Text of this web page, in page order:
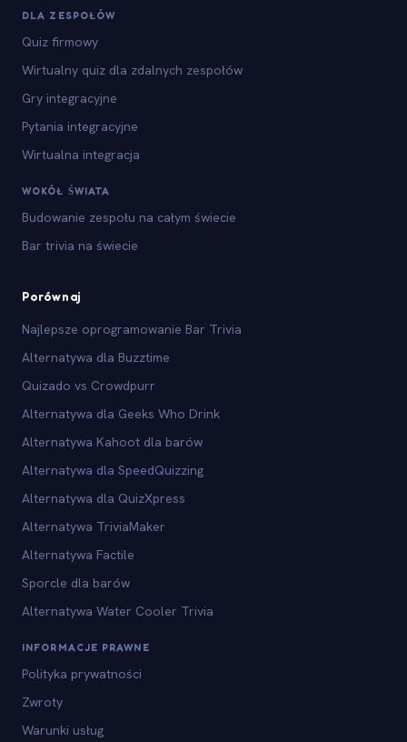
DLA ZESPOŁÓW
Quiz firmowy
Wirtualny quiz dla zdalnych zespołów
Gry integracyjne
Pytania integracyjne
Wirtualna integracja
WOKÓŁ ŚWIATA
Budowanie zespołu na całym świecie
Bar trivia na świecie
Porównaj
Najlepsze oprogramowanie Bar Trivia
Alternatywa dla Buzztime
Quizado vs Crowdpurr
Alternatywa dla Geeks Who Drink
Alternatywa Kahoot dla barów
Alternatywa dla SpeedQuizzing
Alternatywa dla QuizXpress
Alternatywa TriviaMaker
Alternatywa Factile
Sporcle dla barów
Alternatywa Water Cooler Trivia
INFORMACJE PRAWNE
Polityka prywatności
Zwroty
Warunki usług